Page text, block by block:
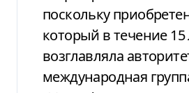
поскольку
который в течение 15
возглавляла
международная